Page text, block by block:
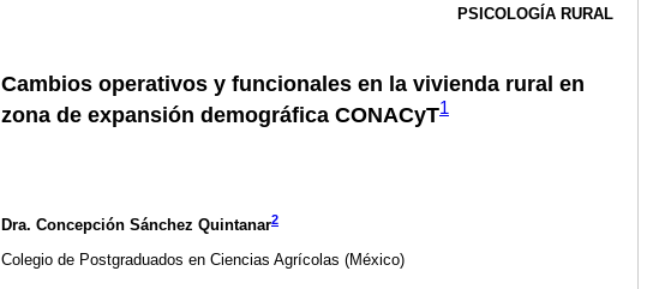
PSICOLOGÍA RURAL
Cambios operativos y funcionales en la vivienda rural en
zona de expansión demográfica CONACyT1
Dra. Concepción Sánchez Quintanar2
Colegio de Postgraduados en Ciencias Agrícolas (México)